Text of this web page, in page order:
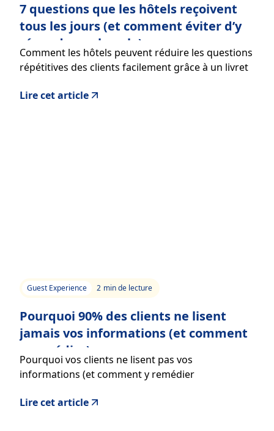
7 questions que les hôtels reçoivent
tous les jours (et comment éviter d’y
répondre en boucle)
Comment les hôtels peuvent réduire les questions
répétitives des clients facilement grâce à un livret
Lire cet article
Guest Experience 2 min de lecture
Pourquoi 90% des clients ne lisent
jamais vos informations (et comment
y remédier)
Pourquoi vos clients ne lisent pas vos
informations (et comment y remédier
Lire cet article